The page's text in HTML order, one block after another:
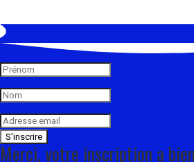
S'inscrire
Merci, votre inscription a